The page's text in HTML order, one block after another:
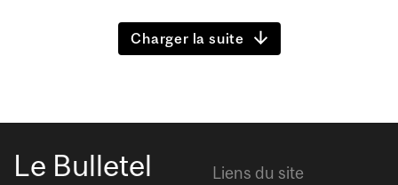
Charger la suite
Le Bulletel Liens du site